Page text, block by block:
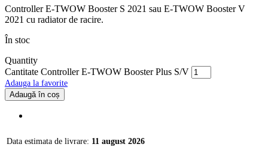
Controller E-TWOW Booster S 2021 sau E-TWOW Booster V
2021 cu radiator de racire.
În stoc
Quantity
Cantitate Controller E-TWOW Booster Plus S/V
Adauga la favorite
Adaugă în coș
Data estimata de livrare: 11 august 2026